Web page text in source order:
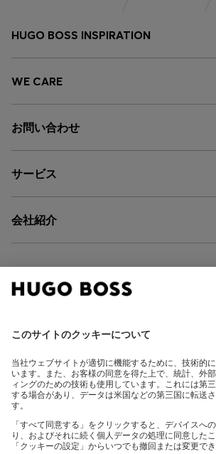
HUGO BOSS INSPIRATION
WE CARE
お問い合わせ
サービス
会社紹介
FOLLOW US
CHANGE COUNTRY: